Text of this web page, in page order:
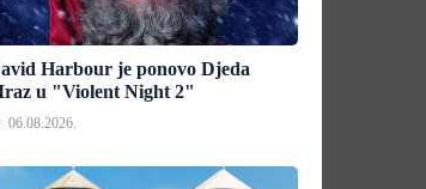
Harbour je ponovo Djeda
u "Violent Night 2"
06.08.2026.